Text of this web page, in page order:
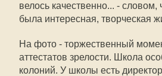
велось качественно... -
была интересная, творческая
На фото - торжественный
аттестатов зрелости. Школа
колоний. У школы есть